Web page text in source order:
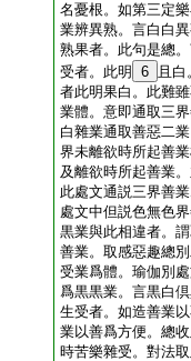
名憂根。如第三定
業辨異熟。言白白
熟果者。此句是總
受者。此明
6
且
者此明果白。此難
業體。意即通取三
白雜業通取善惡二
界未離欲時所起善
及離欲時所起善業
此處文通説三界善
處文中但説色無色
黒業與此相違者。
善業。取感惡趣總
受業爲體。瑜伽別
爲黒黒業。言黒白
生受者。如造善業
業以善爲方便。總
時苦樂雜受。對法